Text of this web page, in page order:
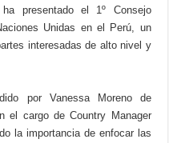
presentado el 1º Consejo
Unidas en el Perú, un
interesadas de alto nivel y
por Vanessa Moreno de
el cargo de Country Manager
la importancia de enfocar las